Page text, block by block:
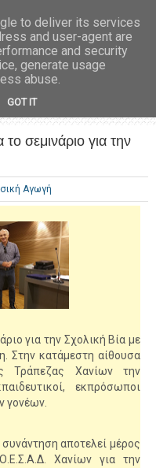
σεμινάριο για την
Αγωγή
για την Σχολική Βία με
Στην κατάμεστη αίθουσα
Τράπεζας Χανίων την
εκπρόσωποι
γονέων.
αποτελεί μέρος
Χανίων για την
to deliver its services
and user-agent are
and security
generate usage
abuse.
GOT IT